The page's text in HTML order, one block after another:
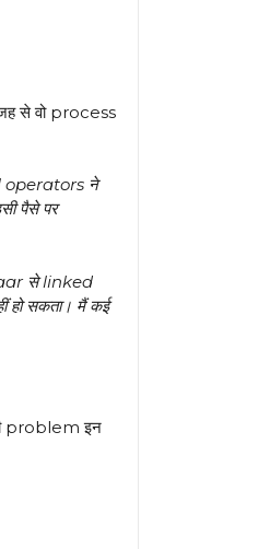
से वो process
operators ने
पैसे पर
से linked
सकता। मैं कई
problem इन